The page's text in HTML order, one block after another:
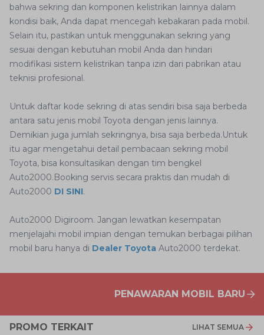
bahwa sekring dan komponen kelistrikan lainnya dalam
kondisi baik, Anda dapat mencegah kebakaran pada mobil.
Selain itu, pastikan untuk menggunakan sekring yang
sesuai dengan kebutuhan mobil Anda dan hindari
modifikasi sistem kelistrikan tanpa izin dari pabrikan atau
teknisi profesional.
Untuk daftar kode sekring di atas sendiri bisa saja berbeda
antara satu jenis mobil Toyota dengan jenis lainnya.
Demikian juga jumlah sekringnya, bisa saja berbeda.Untuk
itu agar mengetahui detail pembacaan sekring mobil
Toyota, bisa konsultasikan dengan tim bengkel
Auto2000.Booking servis secara praktis dan mudah di
Auto2000 DI SINI.
Auto2000 Digiroom. Jangan lewatkan kesempatan
menjelajahi mobil impian dengan temukan berbagai pilihan
mobil baru hanya di Dealer Toyota Auto2000 terdekat.
PENAWARAN MOBIL BARU
PROMO TERKAIT LIHAT SEMUA